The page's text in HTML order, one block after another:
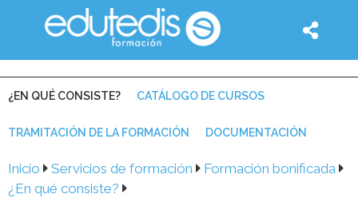
¿EN QUÉ CONSISTE? CATÁLOGO DE CURSOS
TRAMITACIÓN DE LA FORMACIÓN DOCUMENTACIÓN
Inicio Servicios de formación
Formación bonificada
¿En qué consiste?